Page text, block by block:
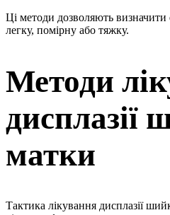
Ці методи дозволяють визначити
легку, помірну або тяжку.
Методи
дисплазії
матки
Тактика лікування дисплазії